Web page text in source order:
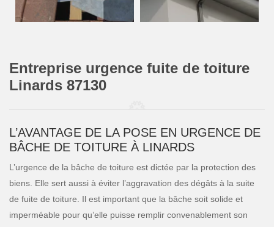
Entreprise urgence fuite de toiture
Linards 87130
L’AVANTAGE DE LA POSE EN URGENCE DE
BÂCHE DE TOITURE À LINARDS
L’urgence de la bâche de toiture est dictée par la protection des
biens. Elle sert aussi à éviter l’aggravation des dégâts à la suite
de fuite de toiture. Il est important que la bâche soit solide et
imperméable pour qu’elle puisse remplir convenablement son